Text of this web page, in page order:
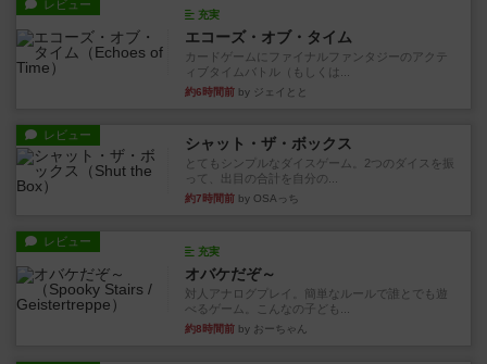
レビュー
充実
エコーズ・オブ・タイム
カードゲームにファイナルファンタジーのアクテ
ィブタイムバトル（もしくは...
約6時間前 by ジェイとと
レビュー シャット・ザ・ボックス
とてもシンプルなダイスゲーム。2つのダイスを振
って、出目の合計を自分の...
約7時間前 by OSAっち
レビュー
充実
オバケだぞ～
対人アナログプレイ。簡単なルールで誰とでも遊
べるゲーム。こんなの子ども...
約8時間前 by おーちゃん